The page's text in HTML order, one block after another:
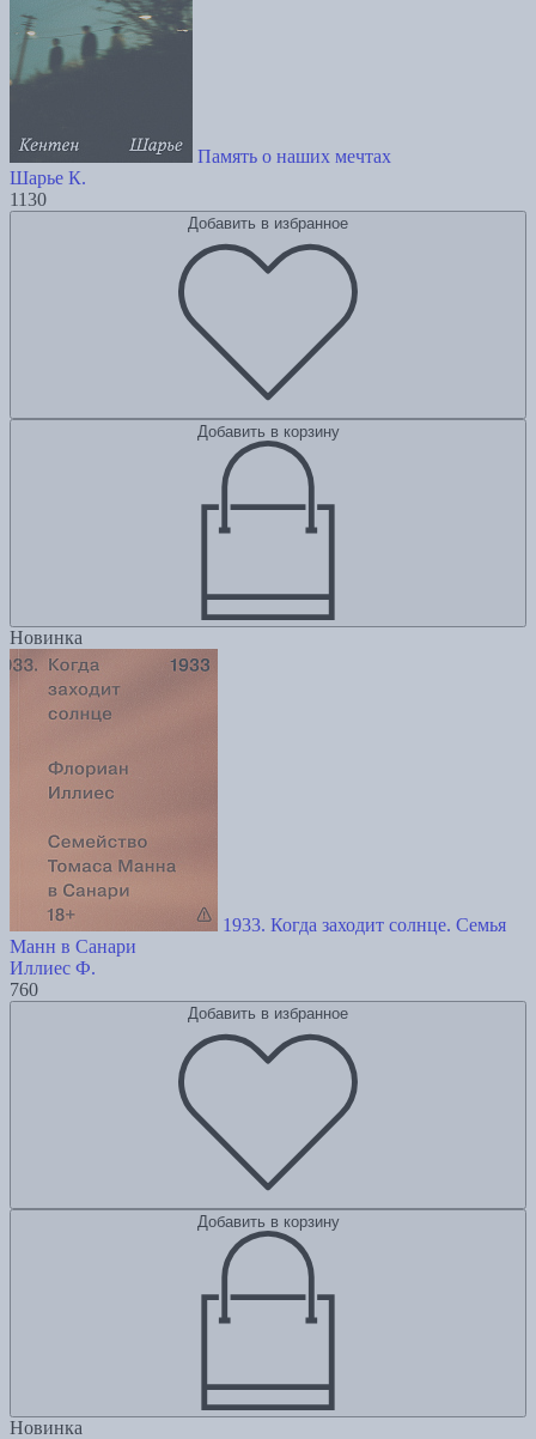
Память о наших мечтах
Шарье К.
1130
Добавить в избранное
Добавить в корзину
Новинка
1933. Когда заходит солнце. Семья
Манн в Санари
Иллиес Ф.
760
Добавить в избранное
Добавить в корзину
Новинка